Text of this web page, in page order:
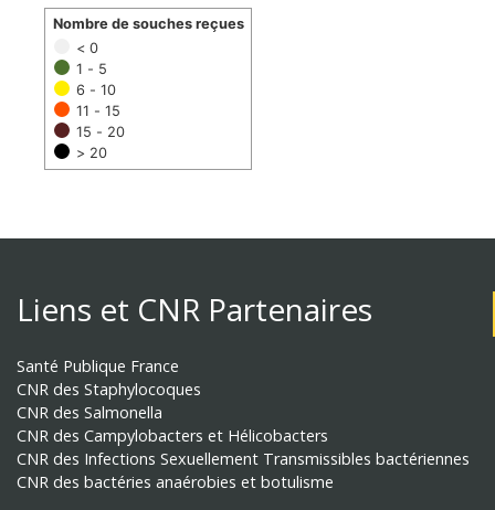
< 0
1 - 5
6 - 10
11 - 15
15 - 20
> 20
Nombre de souches reçues
Liens et CNR Partenaires
Santé Publique France
CNR des Staphylocoques
CNR des Salmonella
CNR des Campylobacters et Hélicobacters
CNR des Infections Sexuellement Transmissibles bactériennes
CNR des bactéries anaérobies et botulisme